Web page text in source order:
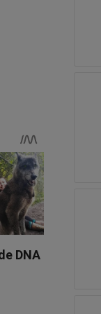
assim;